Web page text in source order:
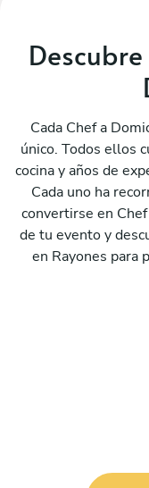
Cada Chef a
único. Todos ellos
cocina y años de
Cada uno ha
convertirse en
de tu evento y
en Rayones para